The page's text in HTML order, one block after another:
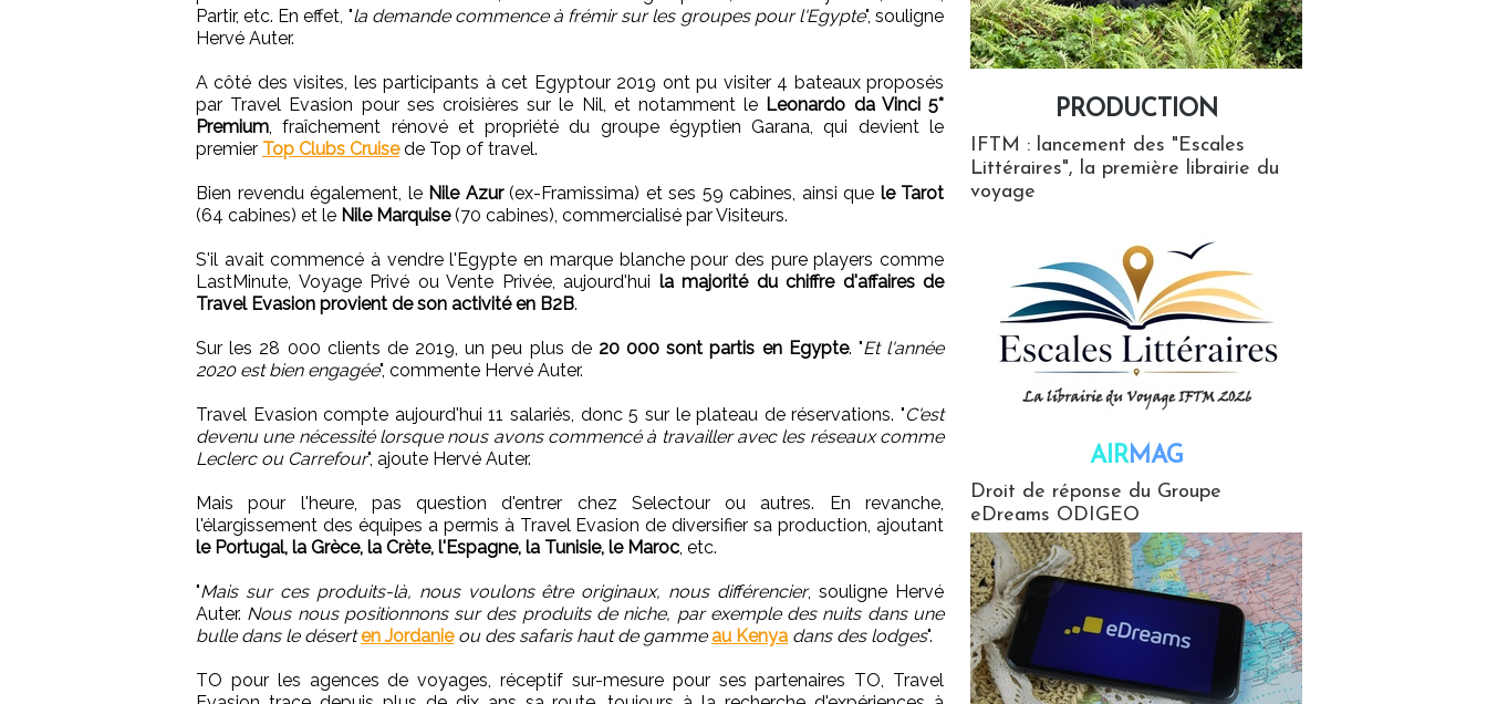
Partir, etc. En effet, "la demande commence à frémir sur les groupes pour l'Egypte", souligne
Hervé Auter.
A côté des visites, les participants à cet Egyptour 2019 ont pu visiter 4 bateaux proposés
par Travel Evasion pour ses croisières sur le Nil, et notamment le Leonardo da Vinci 5*
Premium, fraîchement rénové et propriété du groupe égyptien Garana, qui devient le
premier Top Clubs Cruisede Top of travel.
Bien revendu également, le Nile Azur(ex-Framissima) et ses 59 cabines, ainsi que le Tarot
(64 cabines) et le Nile Marquise(70 cabines), commercialisé par Visiteurs.
S'il avait commencé à vendre l'Egypte en marque blanche pour des pure players comme
LastMinute, Voyage Privé ou Vente Privée, aujourd'hui la majorité du chiffre d'affaires de
Travel Evasion provient de son activité en B2B.
Sur les 28 000 clients de 2019, un peu plus de 20 000 sont partis en Egypte. "Et l'année
2020 est bien engagée", commente Hervé Auter.
Travel Evasion compte aujourd'hui 11 salariés, donc 5 sur le plateau de réservations. "C'est
devenu une nécessité lorsque nous avons commencé à travailler avec les réseaux comme
Leclerc ou Carrefour", ajoute Hervé Auter.
Mais pour l'heure, pas question d'entrer chez Selectour ou autres. En revanche,
l'élargissement des équipes a permis à Travel Evasion de diversifier sa production, ajoutant
le Portugal, la Grèce, la Crète, l'Espagne, la Tunisie, le Maroc, etc.
"Mais sur ces produits-là, nous voulons être originaux, nous différencier, souligne Hervé
Auter. Nous nous positionnons sur des produits de niche, par exemple des nuits dans une
bulle dans le désert en Jordanie ou des safaris haut de gamme au Kenya dans des lodges".
TO pour les agences de voyages, réceptif sur-mesure pour ses partenaires TO, Travel
PRODUCTION
IFTM : lancement des "Escales
Littéraires", la première librairie du
voyage
AIRMAG
Droit de réponse du Groupe
eDreams ODIGEO